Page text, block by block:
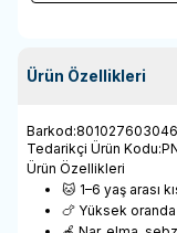
Ürün Özellikleri
Barkod:
Tedarikçi Ürün Kodu:
Ürün Özellikleri
🐱 1–6 yaş arası
🍗 Yüksek